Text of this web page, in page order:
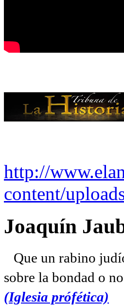
http://
content/
Joaquín
Que un rabino
sobre la bondad o
(Iglesia prófética)